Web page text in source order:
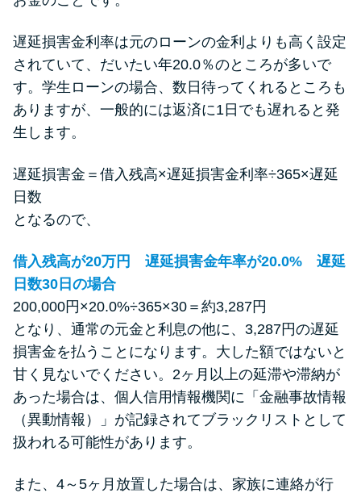
遅延損害金利率は元のローンの金利よりも高く設定
されていて、だいたい年20.0％のところが多いで
す。学生ローンの場合、数日待ってくれるところも
ありますが、一般的には返済に1日でも遅れると発
生します。
遅延損害金＝借入残高×遅延損害金利率÷365×遅延
日数
となるので、
借入残高が20万円 遅延損害金年率が20.0% 遅延
日数30日の場合
200,000円×20.0%÷365×30＝約3,287円
となり、通常の元金と利息の他に、3,287円の遅延
損害金を払うことになります。大した額ではないと
甘く見ないでください。2ヶ月以上の延滞や滞納が
あった場合は、個人信用情報機関に「金融事故情報
（異動情報）」が記録されてブラックリストとして
扱われる可能性があります。
また、4～5ヶ月放置した場合は、家族に連絡が行